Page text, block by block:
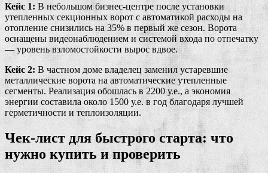
Кейс 1: В небольшом бизнес-центре после установки
утепленных секционных ворот с автоматикой расходы на
отопление снизились на 35% в первый же сезон. Ворота
оснащены видеонаблюдением и системой входа по отпечатку
— уровень взломостойкости вырос вдвое.
Кейс 2: В частном доме владелец заменил устаревшие
металлические ворота на автоматические утепленные
сегменты. Реализация обошлась в 2200 у.е., а экономия
энергии составила около 1500 у.е. в год благодаря лучшей
герметичности и теплоизоляции.
Чек-лист для быстрого старта: что
нужно купить и проверить